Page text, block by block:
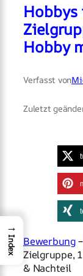
Hobbys
Hobby
Verfasst von
Zuletzt
Bewerbung–
Zielgruppe,
& Nachteil
→
Index